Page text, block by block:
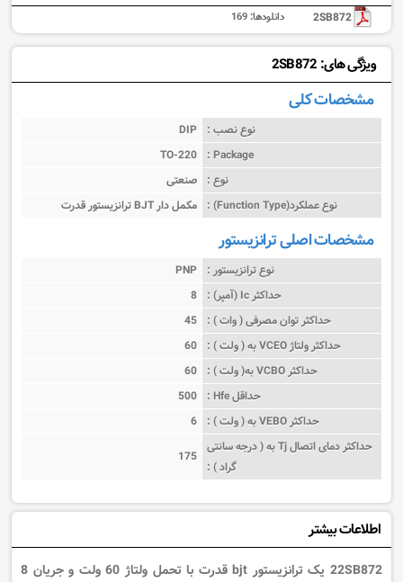
2SB872 دانلودها: 169
ویژگی های: 2SB872
مشخصات کلی
نوع نصب : DIP
Package :
TO-220
نوع : صنعتی
نوع عملکرد(Function Type) :
ترانزیستور قدرت BJT مکمل دار
مشخصات اصلی ترانزیستور
نوع ترانزیستور : PNP
حداکثر Ic (آمپر) :
8
حداکثر توان مصرفی ( وات ) : 45
حداکثر ولتاژ VCEO به ( ولت ) :
60
حداکثر VCBO به( ولت ) :
60
حداقل Hfe :
500
حداکثر VEBO به ( ولت ) :
6
حداکثر دمای اتصال Tj به ( درجه سانتی
گراد ) :
175
اطلاعات بیشتر
22SB872 یک ترانزیستور bjt قدرت با تحمل ولتاژ 60 ولت و جریان 8